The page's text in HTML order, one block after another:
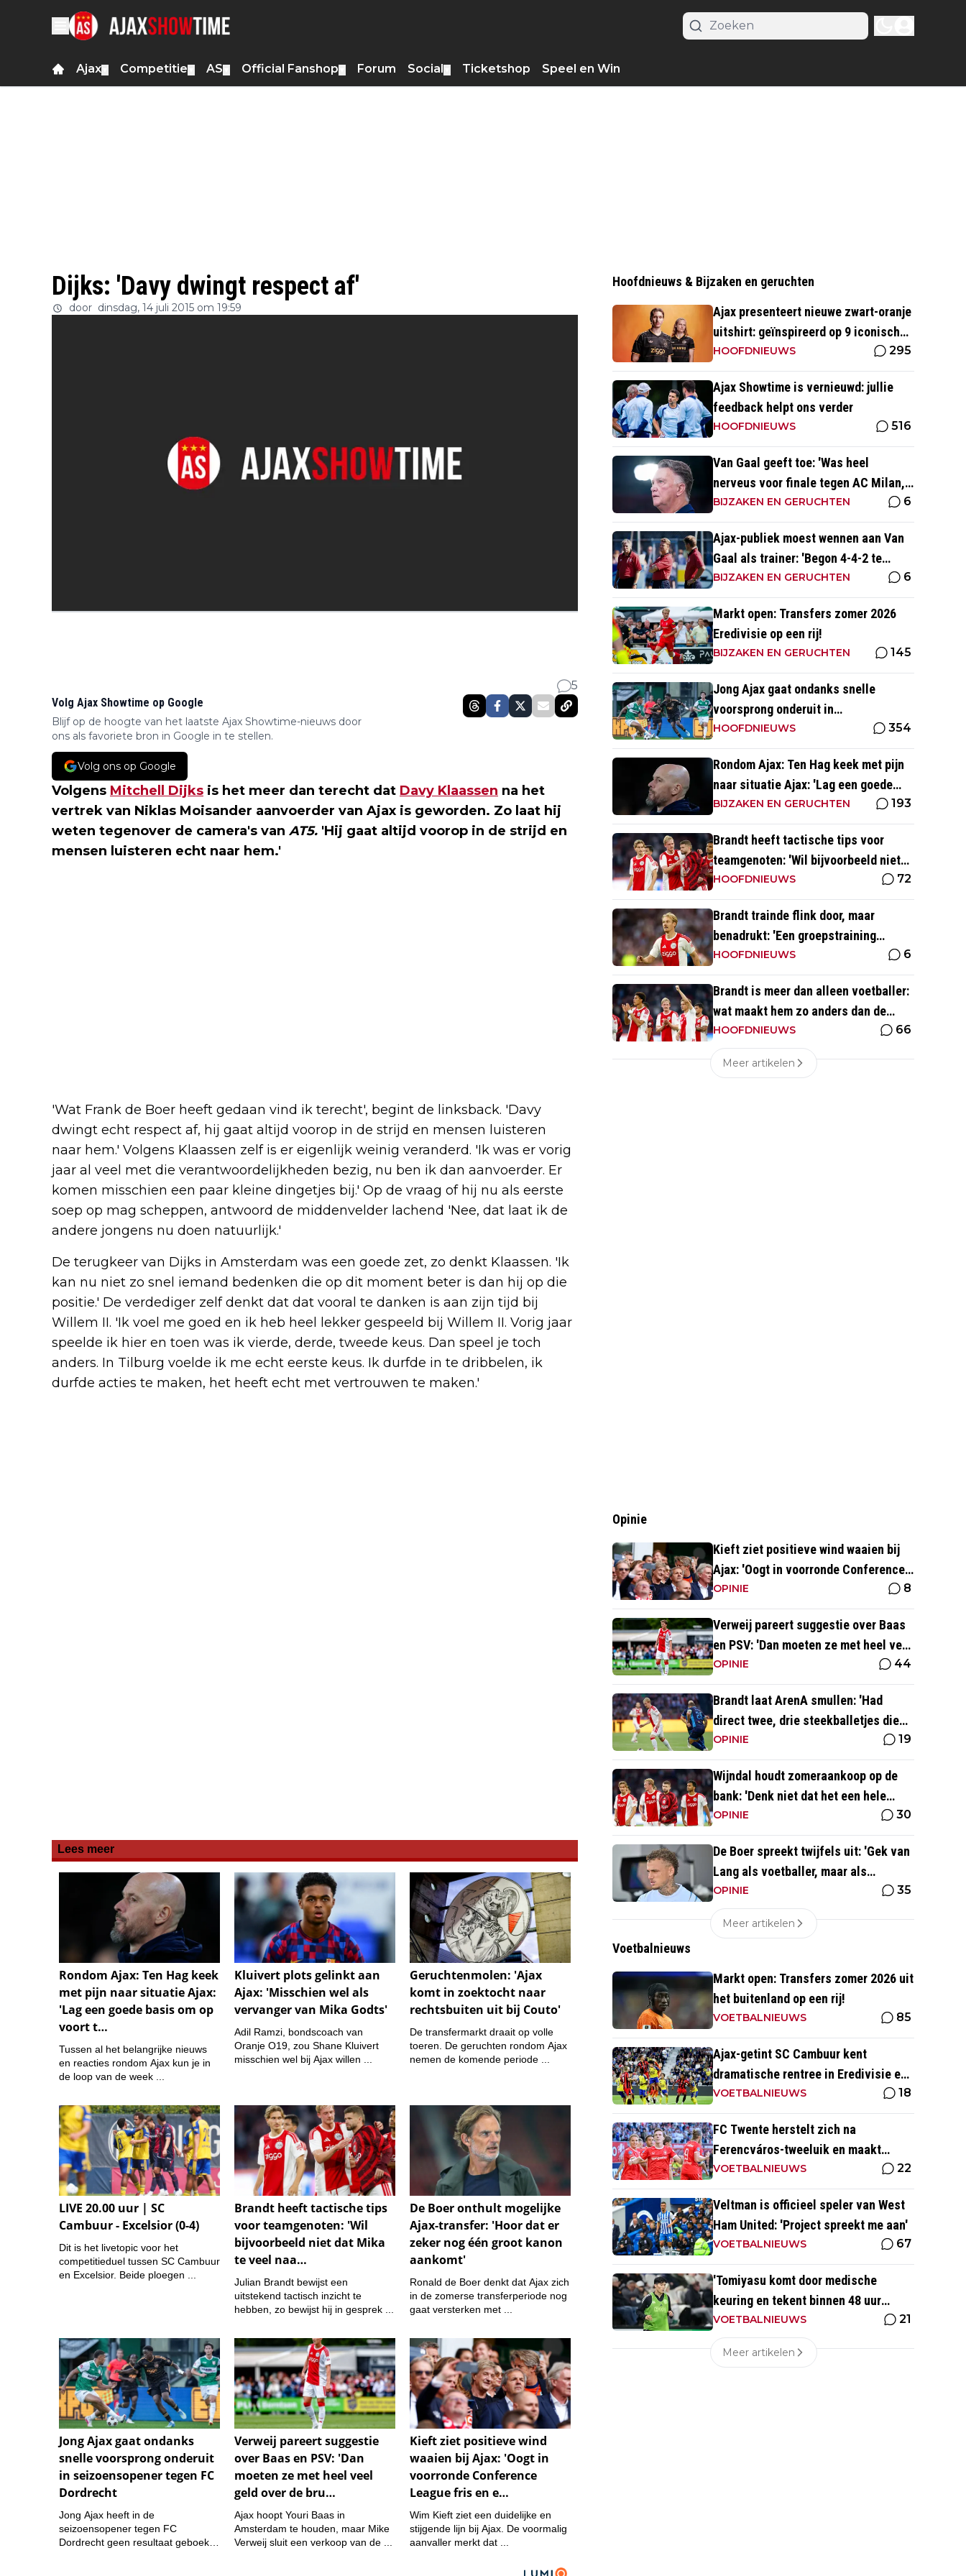
Ajax Competitie AS Official Fanshop Forum Social Ticketshop Speel en Win
Dijks: 'Davy dwingt respect af'
door dinsdag, 14 juli 2015 om 19:59
5
Volg Ajax Showtime op Google
Blijf op de hoogte van het laatste Ajax Showtime-nieuws door
ons als favoriete bron in Google in te stellen.
Volg ons op Google
Volgens Mitchell Dijks is het meer dan terecht dat Davy Klaassen na het
vertrek van Niklas Moisander aanvoerder van Ajax is geworden. Zo laat hij
weten tegenover de camera's van AT5. 'Hij gaat altijd voorop in de strijd en
mensen luisteren echt naar hem.'
'Wat Frank de Boer heeft gedaan vind ik terecht', begint de linksback. 'Davy
dwingt echt respect af, hij gaat altijd voorop in de strijd en mensen luisteren
naar hem.' Volgens Klaassen zelf is er eigenlijk weinig veranderd. 'Ik was er vorig
jaar al veel met die verantwoordelijkheden bezig, nu ben ik dan aanvoerder. Er
komen misschien een paar kleine dingetjes bij.' Op de vraag of hij nu als eerste
soep op mag scheppen, antwoord de middenvelder lachend 'Nee, dat laat ik de
andere jongens nu doen natuurlijk.'
De terugkeer van Dijks in Amsterdam was een goede zet, zo denkt Klaassen. 'Ik
kan nu niet zo snel iemand bedenken die op dit moment beter is dan hij op die
positie.' De verdediger zelf denkt dat dat vooral te danken is aan zijn tijd bij
Willem II. 'Ik voel me goed en ik heb heel lekker gespeeld bij Willem II. Vorig jaar
speelde ik hier en toen was ik vierde, derde, tweede keus. Dan speel je toch
anders. In Tilburg voelde ik me echt eerste keus. Ik durfde in te dribbelen, ik
durfde acties te maken, het heeft echt met vertrouwen te maken.'
Hoofdnieuws & Bijzaken en geruchten
Ajax presenteert nieuwe zwart-oranje
uitshirt: geïnspireerd op 9 iconische
momenten uit clubhistorie
HOOFDNIEUWS 295
Ajax Showtime is vernieuwd: jullie
feedback helpt ons verder
HOOFDNIEUWS 516
Van Gaal geeft toe: 'Was heel
nerveus voor finale tegen AC Milan,
wist dat ze zich zouden aanpassen'
BIJZAKEN EN GERUCHTEN 6
Ajax-publiek moest wennen aan Van
Gaal als trainer: 'Begon 4-4-2 te
spelen, vloeken in de kerk'
BIJZAKEN EN GERUCHTEN 6
Markt open: Transfers zomer 2026
Eredivisie op een rij!
BIJZAKEN EN GERUCHTEN 145
Jong Ajax gaat ondanks snelle
voorsprong onderuit in
seizoensopener tegen FC Dordrecht
HOOFDNIEUWS 354
Rondom Ajax: Ten Hag keek met pijn
naar situatie Ajax: 'Lag een goede
basis om op voort te borduren'
BIJZAKEN EN GERUCHTEN 193
Brandt heeft tactische tips voor
teamgenoten: 'Wil bijvoorbeeld niet
dat Mika te veel naar binnen komt'
HOOFDNIEUWS 72
Brandt trainde flink door, maar
benadrukt: 'Een groepstraining
nabootsen is toch vrij lastig in je
eentje'
HOOFDNIEUWS 6
Brandt is meer dan alleen voetballer:
wat maakt hem zo anders dan de
'gemiddelde' voetballer?
HOOFDNIEUWS 66
Meer artikelen
Opinie
Kieft ziet positieve wind waaien bij
Ajax: 'Oogt in voorronde Conference
League fris en energiek'
OPINIE 8
Verweij pareert suggestie over Baas
en PSV: 'Dan moeten ze met heel veel
geld over de brug komen'
OPINIE 44
Brandt laat ArenA smullen: 'Had
direct twee, drie steekballetjes die
gewoon perfect waren'
OPINIE 19
Wijndal houdt zomeraankoop op de
bank: 'Denk niet dat het een hele
goede verdediger is'
OPINIE 30
De Boer spreekt twijfels uit: 'Gek van
Lang als voetballer, maar als
persoonlijkheid niet'
OPINIE 35
Meer artikelen
Voetbalnieuws
Markt open: Transfers zomer 2026 uit
het buitenland op een rij!
VOETBALNIEUWS 85
Ajax-getint SC Cambuur kent
dramatische rentree in Eredivisie en
krijgt pak slaag in eigen huis
VOETBALNIEUWS 18
FC Twente herstelt zich na
Ferencváros-tweeluik en maakt
gehakt van Slowaakse opponent
VOETBALNIEUWS 22
Veltman is officieel speler van West
Ham United: 'Project spreekt me aan'
VOETBALNIEUWS 67
'Tomiyasu komt door medische
keuring en tekent binnen 48 uur
contract bij nieuwe club'
VOETBALNIEUWS 21
Meer artikelen